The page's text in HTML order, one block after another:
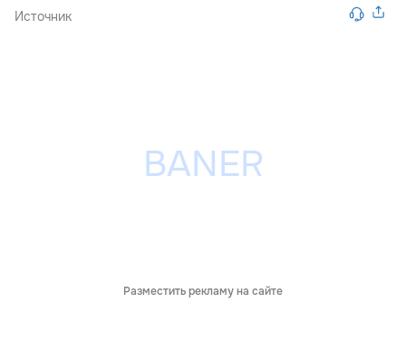
Источник
Разместить рекламу на сайте